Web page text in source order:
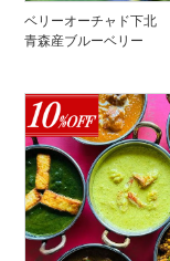
ベリーオーチャド下北
青森産ブルーベリー